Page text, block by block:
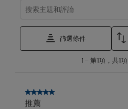
搜尋主題和評論搜尋區域
篩選條件
第
項，
1 –第1項，共1項
5星，共5星。
推薦